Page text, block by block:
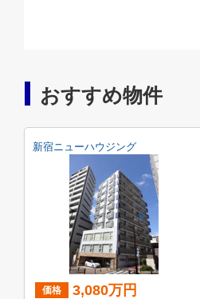
おすすめ物件
新宿ニューハウジング
価格 3,080万円